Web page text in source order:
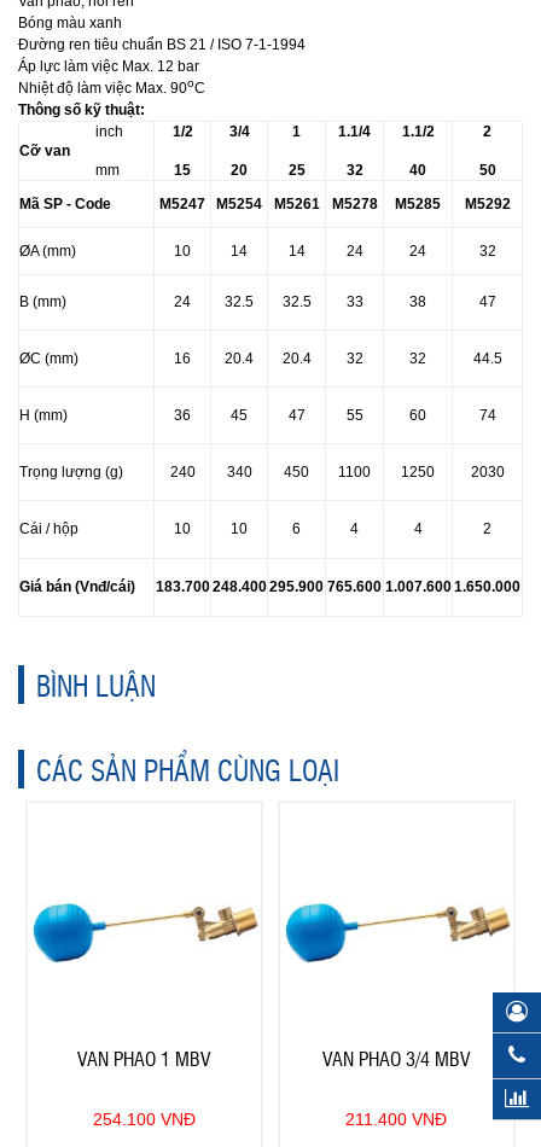
Bóng màu xanh
Đường ren tiêu chuẩn BS 21 / ISO 7-1-1994
Áp lực làm việc Max. 12 bar
Nhiệt độ làm việc Max. 90oC
Thông số kỹ thuật:
inch
Cỡ van
mm
1/2
15
3/4
20
1
25
1.1/4
32
1.1/2
40
2
50
Mã SP - Code
M5247 M5254 M5261 M5278 M5285 M5292
ØA (mm) 10 14 14 24 24 32
B (mm) 24 32.5 32.5 33 38 47
ØC (mm) 16 20.4 20.4 32 32 44.5
H (mm) 36 45 47 55 60 74
Trọng lượng (g) 240 340 450 1100 1250 2030
Cái / hộp 10 10 6 4 4 2
Giá bán (Vnđ/cái) 183.700248.400295.900 765.600 1.007.6001.650.000
BÌNH LUẬN
CÁC SẢN PHẨM CÙNG LOẠI
VAN PHAO 1 MBV
254.100 VNĐ
VAN PHAO 3/4 MBV
211.400 VNĐ